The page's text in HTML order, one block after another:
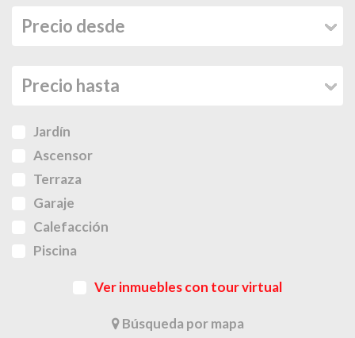
Jardín
Ascensor
Terraza
Garaje
Calefacción
Piscina
Ver inmuebles con tour virtual
Búsqueda por mapa